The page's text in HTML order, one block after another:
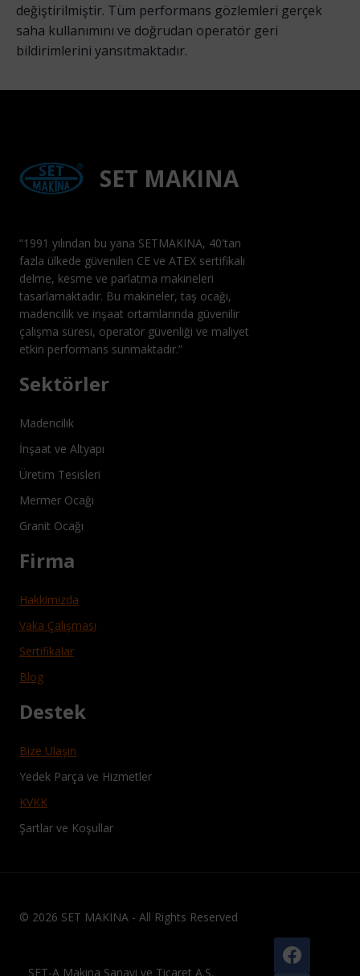
değiştirilmiştir. Tüm performans gözlemleri gerçek
saha kullanımını ve doğrudan operatör geri
bildirimlerini yansıtmaktadır.
SET MAKINA
“1991 yılından bu yana SETMAKINA, 40'tan
fazla ülkede güvenilen CE ve ATEX sertifikalı
delme, kesme ve parlatma makineleri
tasarlamaktadır. Bu makineler, taş ocağı,
madencilik ve inşaat ortamlarında güvenilir
çalışma süresi, operatör güvenliği ve maliyet
etkin performans sunmaktadır.”
Sektörler
Madencilik
İnşaat ve Altyapı
Üretim Tesisleri
Mermer Ocağı
Granit Ocağı
Firma
Hakkimizda
Vaka Çalışması
Sertifikalar
Blog
Destek
Bize Ulaşın
Yedek Parça ve Hizmetler
KVKK
Şartlar ve Koşullar
© 2026 SET MAKINA - All Rights Reserved
SET-A Makina Sanayi ve Ticaret A.Ş.